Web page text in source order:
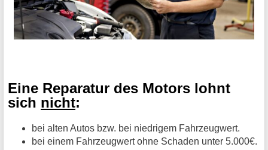
Eine Reparatur des Motors lohnt
sich nicht:
bei alten Autos bzw. bei niedrigem Fahrzeugwert.
bei einem Fahrzeugwert ohne Schaden unter 5.000€.